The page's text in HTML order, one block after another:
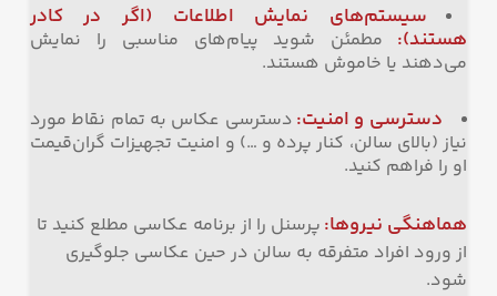
سیستم‌های نمایش اطلاعات (اگر در کادر
هستند): مطمئن شوید پیام‌های مناسبی را نمایش
می‌دهند یا خاموش هستند.
دسترسی و امنیت: دسترسی عکاس به تمام نقاط مورد
نیاز (بالای سالن، کنار پرده و …) و امنیت تجهیزات گران‌قیمت
او را فراهم کنید.
هماهنگی نیروها: پرسنل را از برنامه عکاسی مطلع کنید تا
از ورود افراد متفرقه به سالن در حین عکاسی جلوگیری
شود.